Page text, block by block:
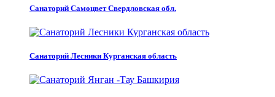
Санаторий Самоцвет Свердловская обл.
Санаторий Лесники Курганская область